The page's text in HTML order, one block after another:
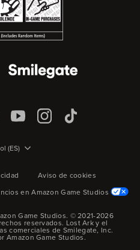
(ES)
Aviso de cookies
en Amazon Game Studios
Game Studios. © 2021-2026
reservados. Lost Ark y el
comerciales de Smilegate, Inc.
Amazon Game Studios.